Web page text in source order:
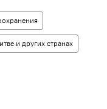
и других странах